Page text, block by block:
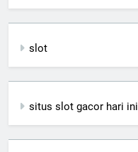
slot
situs slot gacor hari ini